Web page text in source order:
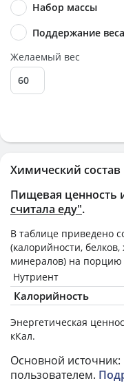
Химический
Пищевая ценность
считала еду".
В таблице приведено
(калорийности,
минералов) на порцию
Нутриент
Калорийность
Энергетическая
кКал.
Основной
пользователем.
Набор массы
Поддержание веса
Желаемый вес